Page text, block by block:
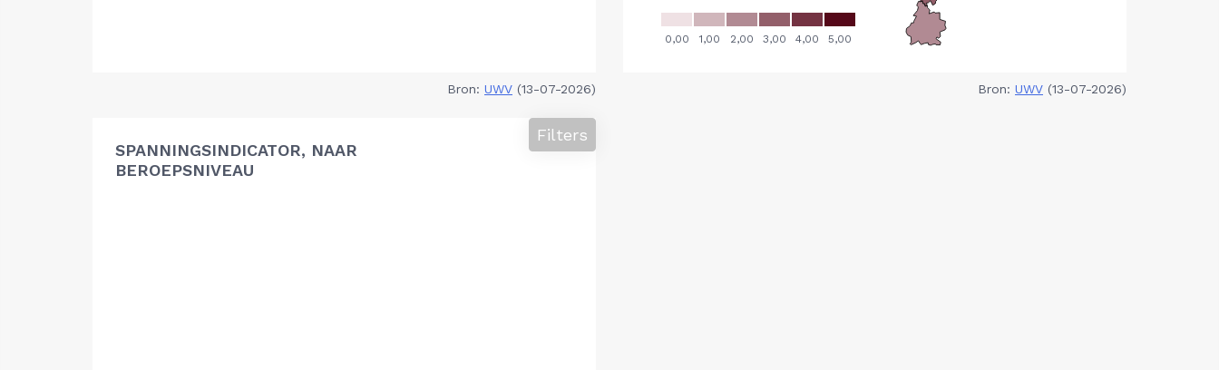
Bron: UWV (13-07-2026) Bron: UWV (13-07-2026)
SPANNINGSINDICATOR, NAAR
BEROEPSNIVEAU
Filters